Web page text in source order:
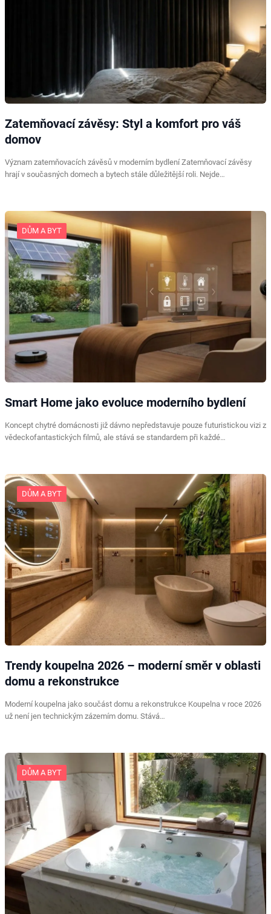
Zatemňovací závěsy: Styl a komfort pro váš
domov
Význam zatemňovacích závěsů v moderním bydlení Zatemňovací závěsy
hrají v současných domech a bytech stále důležitější roli. Nejde…
DŮM A BYT
Smart Home jako evoluce moderního bydlení
Koncept chytré domácnosti již dávno nepředstavuje pouze futuristickou vizi z
vědeckofantastických filmů, ale stává se standardem při každé…
DŮM A BYT
Trendy koupelna 2026 – moderní směr v oblasti
domu a rekonstrukce
Moderní koupelna jako součást domu a rekonstrukce Koupelna v roce 2026
už není jen technickým zázemím domu. Stává…
DŮM A BYT